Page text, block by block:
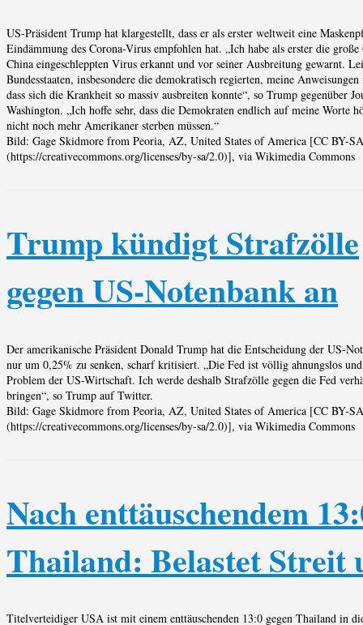
US-Präsident Trump hat klargestellt, dass er als erster weltweit eine
Eindämmung des Corona-Virus empfohlen hat. „Ich habe als erster die große
China eingeschleppten Virus erkannt und vor seiner Ausbreitung gewarnt.
Bundesstaaten, insbesondere die demokratisch regierten, meine
dass sich die Krankheit so massiv ausbreiten konnte“, so Trump gegenüber
Washington. „Ich hoffe sehr, dass die Demokraten endlich auf meine Worte
nicht noch mehr Amerikaner sterben müssen.“
Bild: Gage Skidmore from Peoria, AZ, United States of America [CC BY-
(https://creativecommons.org/licenses/by-sa/2.0)], via Wikimedia Commons
Trump kündigt Strafzölle
gegen US-Notenbank an
Der amerikanische Präsident Donald Trump hat die Entscheidung der US-
nur um 0,25% zu senken, scharf kritisiert. „Die Fed ist völlig ahnungslos
Problem der US-Wirtschaft. Ich werde deshalb Strafzölle gegen die Fed
bringen“, so Trump auf Twitter.
Bild: Gage Skidmore from Peoria, AZ, United States of America [CC BY-
(https://creativecommons.org/licenses/by-sa/2.0)], via Wikimedia Commons
Nach enttäuschendem
Thailand: Belastet Streit
Titelverteidiger USA ist mit einem enttäuschenden 13:0 gegen Thailand in